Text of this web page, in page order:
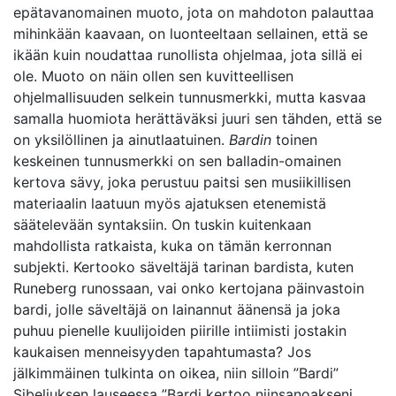
epätavanomainen muoto, jota on mahdoton palauttaa
mihinkään kaavaan, on luonteeltaan sellainen, että se
ikään kuin noudattaa runollista ohjelmaa, jota sillä ei
ole. Muoto on näin ollen sen kuvitteellisen
ohjelmallisuuden selkein tunnusmerkki, mutta kasvaa
samalla huomiota herättäväksi juuri sen tähden, että se
on yksilöllinen ja ainutlaatuinen. Bardin toinen
keskeinen tunnusmerkki on sen balladin-omainen
kertova sävy, joka perustuu paitsi sen musiikillisen
materiaalin laatuun myös ajatuksen etenemistä
säätelevään syntaksiin. On tuskin kuitenkaan
mahdollista ratkaista, kuka on tämän kerronnan
subjekti. Kertooko säveltäjä tarinan bardista, kuten
Runeberg runossaan, vai onko kertojana päinvastoin
bardi, jolle säveltäjä on lainannut äänensä ja joka
puhuu pienelle kuulijoiden piirille intiimisti jostakin
kaukaisen menneisyyden tapahtumasta? Jos
jälkimmäinen tulkinta on oikea, niin silloin ”Bardi”